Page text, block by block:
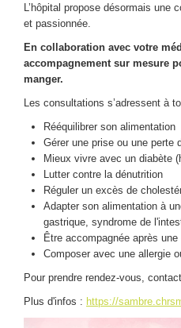
L’hôpital propose désormais une
et passionnée.
En collaboration avec votre
accompagnement sur mesure
manger.
Les consultations s’adressent à
Rééquilibrer son alimentation
Gérer une prise ou une perte
Mieux vivre avec un diabète
Lutter contre la dénutrition
Réguler un excès de
Adapter son alimentation à
gastrique, syndrome de
Être accompagnée après
Composer avec une allergie
Pour prendre rendez-vous,
Plus d'infos : https://